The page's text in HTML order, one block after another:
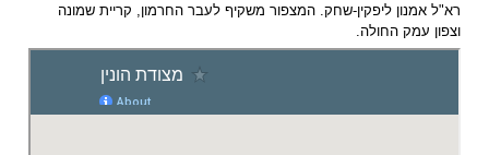
רא"ל אמנון ליפקין-שחק. המצפור משקיף לעבר החרמון, קריית שמונה
וצפון עמק החולה.